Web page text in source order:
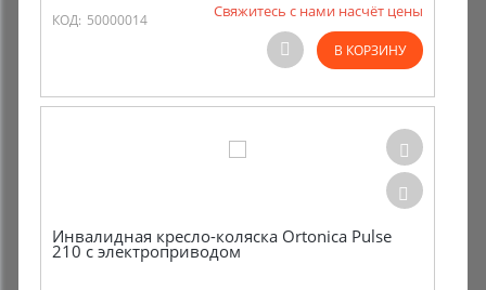
КОД: 50000014 Свяжитесь с нами насчёт цены
В КОРЗИНУ
Инвалидная кресло-коляска Ortonica Pulse
210 с электроприводом